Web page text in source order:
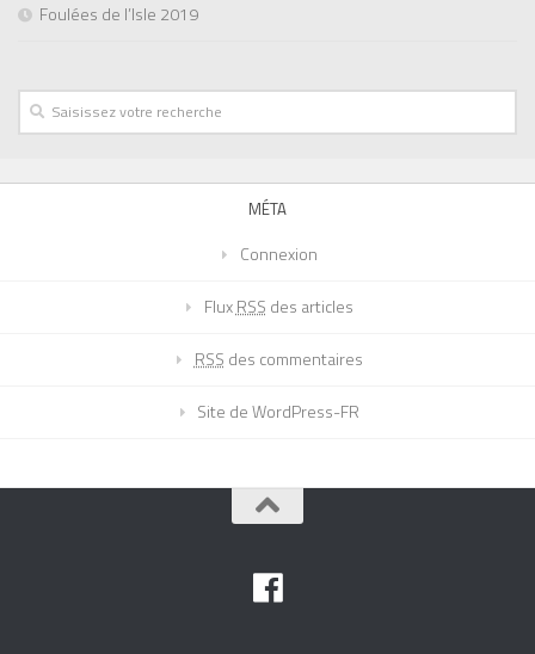
Foulées de l’Isle 2019
MÉTA
Connexion
FluxRSS des articles
RSS des commentaires
Site de WordPress-FR